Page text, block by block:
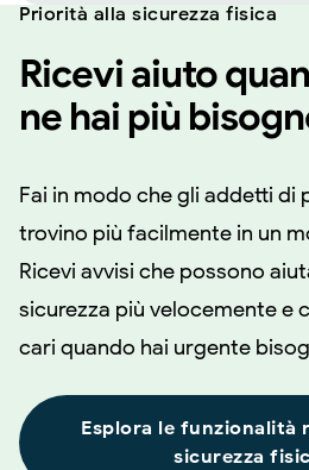
Priorità alla sicurezza fisica
Ricevi aiuto
ne hai più
Fai in modo che gli addetti di
trovino più facilmente in un
Ricevi avvisi che possono
sicurezza più velocemente e
cari quando hai urgente
Esplora le funzionalità
sicurezza